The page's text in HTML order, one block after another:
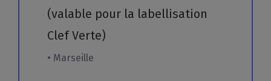
(valable pour la labellisation
Clef Verte)
• Marseille